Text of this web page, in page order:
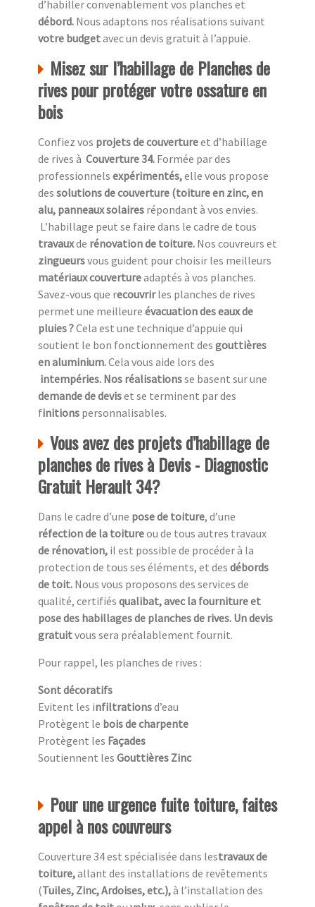
d’habiller convenablement vos planches et
débord. Nous adaptons nos réalisations suivant
votre budgetavec un devis gratuit à l’appuie.
Misez sur l’habillage de Planches de
rives pour protéger votre ossature en
bois
Confiez vos projets de couvertureet d’habillage
de rives à Couverture 34. Formée par des
professionnels expérimentés,elle vous propose
des solutions de couverture (toiture en zinc, en
alu, panneaux solaires répondant à vos envies.
L’habillage peut se faire dans le cadre de tous
travauxde rénovation de toiture. Nos couvreurs et
zingueursvous guident pour choisir les meilleurs
matériaux couvertureadaptés à vos planches.
Savez-vous que recouvrirles planches de rives
permet une meilleure évacuation des eaux de
pluies ?Cela est une technique d’appuie qui
soutient le bon fonctionnement des gouttières
en aluminium.Cela vous aide lors des
intempéries. Nos réalisationsse basent sur une
demande de deviset se terminent par des
finitions personnalisables.
Vous avez des projets d’habillage de
planches de rives à Devis - Diagnostic
Gratuit Herault 34?
Dans le cadre d’une pose de toiture, d’une
réfection de la toitureou de tous autres travaux
de rénovation, il est possible de procéder à la
protection de tous ses éléments, et des débords
de toit. Nous vous proposons des services de
qualité, certifiés qualibat, avec la fourniture et
pose des habillages de planches de rives. Un devis
gratuitvous sera préalablement fournit.
Pour rappel, les planches de rives :
Sont décoratifs
Evitent les infiltrationsd’eau
Protègent le bois de charpente
Protègent les Façades
Soutiennent les Gouttières Zinc
Pour une urgence fuite toiture, faites
appel à nos couvreurs
Couverture 34 est spécialisée dans lestravaux de
toiture,allant des installations de revêtements
(Tuiles, Zinc, Ardoises, etc.),à l’installation des